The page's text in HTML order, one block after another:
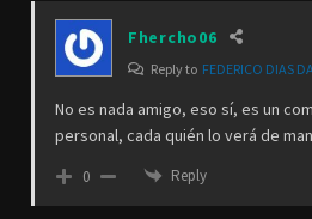
Fhercho06
Reply to FEDERICO DIAS
No es nada amigo, eso sí, es un
personal, cada quién lo verá de
0 Reply